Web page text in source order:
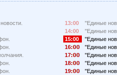
13:00
"Единые
14:00
"Единые
15:00
"Единые
16:
"Единые
17:
"Единые
18:
"Единые
19:
"Единые